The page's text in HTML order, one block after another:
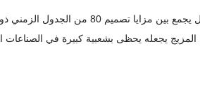
هو منتج أنبوب شديد التحمل
المزيج يجعله يحظى بشعبية كبيرة في